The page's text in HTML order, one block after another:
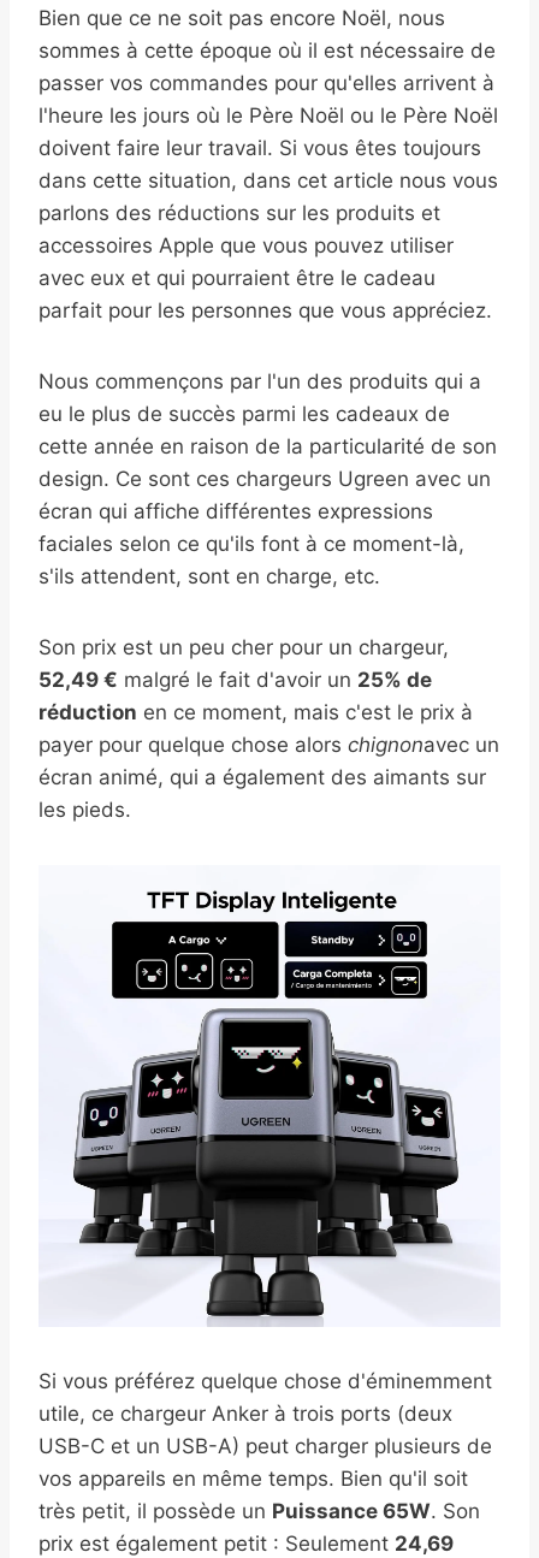
Bien que ce ne soit pas encore Noël, nous
sommes à cette époque où il est nécessaire de
passer vos commandes pour qu'elles arrivent à
l'heure les jours où le Père Noël ou le Père Noël
doivent faire leur travail. Si vous êtes toujours
dans cette situation, dans cet article nous vous
parlons des réductions sur les produits et
accessoires Apple que vous pouvez utiliser
avec eux et qui pourraient être le cadeau
parfait pour les personnes que vous appréciez.
Nous commençons par l'un des produits qui a
eu le plus de succès parmi les cadeaux de
cette année en raison de la particularité de son
design. Ce sont ces chargeurs Ugreen avec un
écran qui affiche différentes expressions
faciales selon ce qu'ils font à ce moment-là,
s'ils attendent, sont en charge, etc.
Son prix est un peu cher pour un chargeur,
52,49 € malgré le fait d'avoir un 25% de
réduction en ce moment, mais c'est le prix à
payer pour quelque chose alors chignonavec un
écran animé, qui a également des aimants sur
les pieds.
Si vous préférez quelque chose d'éminemment
utile, ce chargeur Anker à trois ports (deux
USB-C et un USB-A) peut charger plusieurs de
vos appareils en même temps. Bien qu'il soit
très petit, il possède un Puissance 65W. Son
prix est également petit : Seulement 24,69